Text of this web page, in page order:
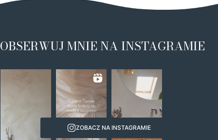
OBSERWUJ MNIE NA INSTAGRAMIE
ZOBACZ NA INSTAGRAMIE